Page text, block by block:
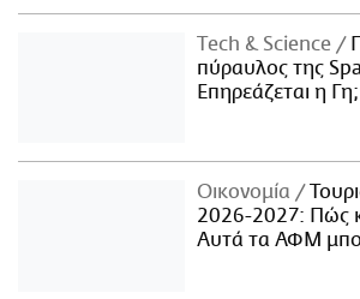
Τech & Science
πύραυλος της
Επηρεάζεται η Γη;
Οικονομία
2026-2027: Πώς
Αυτά τα ΑΦΜ